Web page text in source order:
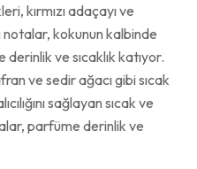
kırmızı adaçayı ve
notalar, kokunun kalbinde
ve sıcaklık katıyor.
ve sedir ağacı gibi sıcak
sağlayan sıcak ve
parfüme derinlik ve